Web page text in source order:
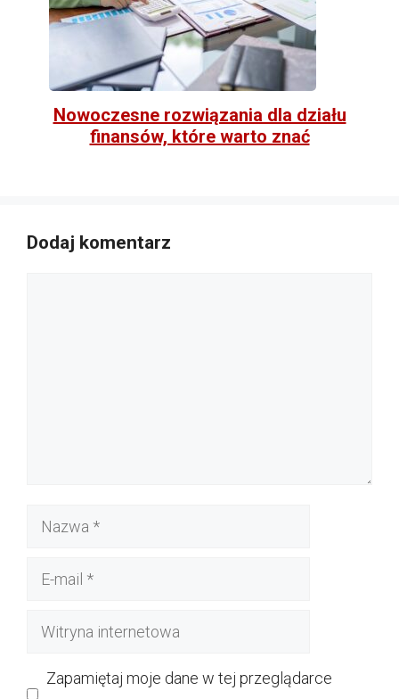
Nowoczesne rozwiązania dla działu
finansów, które warto znać
Dodaj komentarz
Nazwa
Witryna
Zapamiętaj moje dane w tej przeglądarce